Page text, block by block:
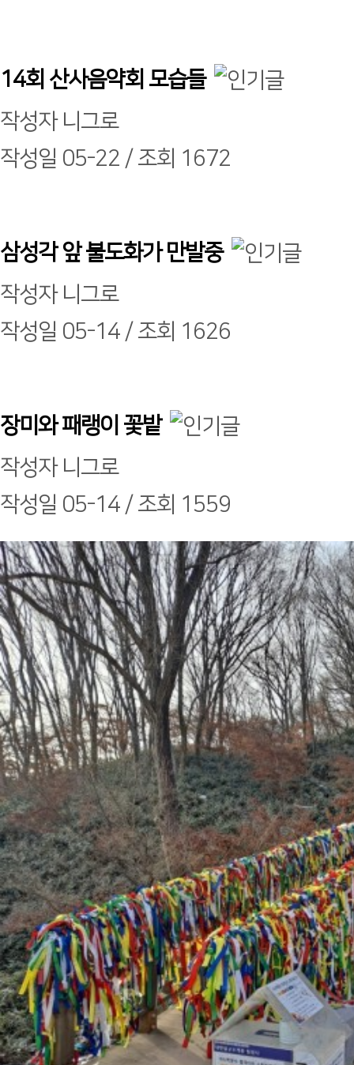
14회 산사음약회 모습들
작성자 니그로
작성일 05-22 / 조회 1672
삼성각 앞 불도화가 만발중
작성자 니그로
작성일 05-14 / 조회 1626
장미와 패랭이 꽃밭
작성자 니그로
작성일 05-14 / 조회 1559